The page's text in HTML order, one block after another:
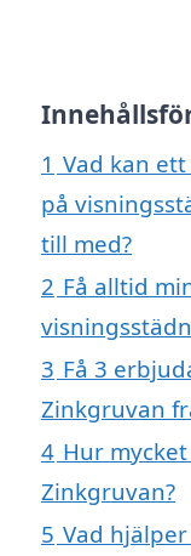
1 Vad kan
på
till med?
2 Få alltid
3 Få 3
Zinkgruvan
4 Hur
Zinkgruvan?
5 Vad